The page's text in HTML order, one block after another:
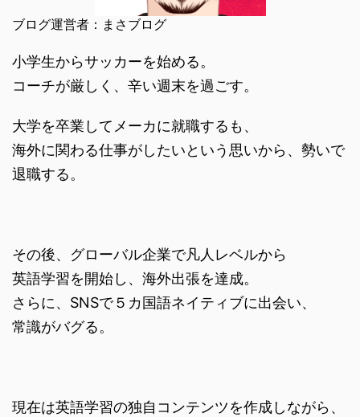
ブログ運営者：まさブログ
小学生からサッカーを始める。
コーチが厳しく、辛い週末を過ごす。
大学を卒業してメーカに就職するも、
海外に関わる仕事がしたいという思いから、勢いで
退職する。
その後、グローバル企業で凡人レベルから
英語学習を開始し、海外出張を達成。
さらに、SNSで５カ国語ネイティブに出会い、
常識がバグる。
現在は英語学習の独自コンテンツを作成しながら、